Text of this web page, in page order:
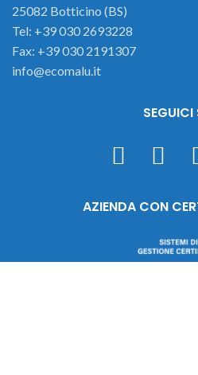
25082 Botticino (BS)
Tel: +39 030 2693228
Fax: +39 030 2191307
info@ecomalu.it
SEGUICI
AZIENDA CON